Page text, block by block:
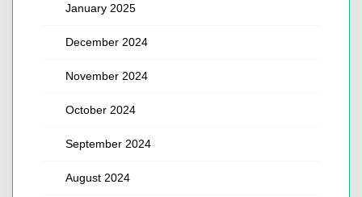
January 2025
December 2024
November 2024
October 2024
September 2024
August 2024